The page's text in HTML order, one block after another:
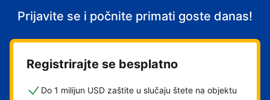
Prijavite se i počnite primati goste danas!
Registrirajte se besplatno
Do 1 milijun USD zaštite u slučaju štete na objektu